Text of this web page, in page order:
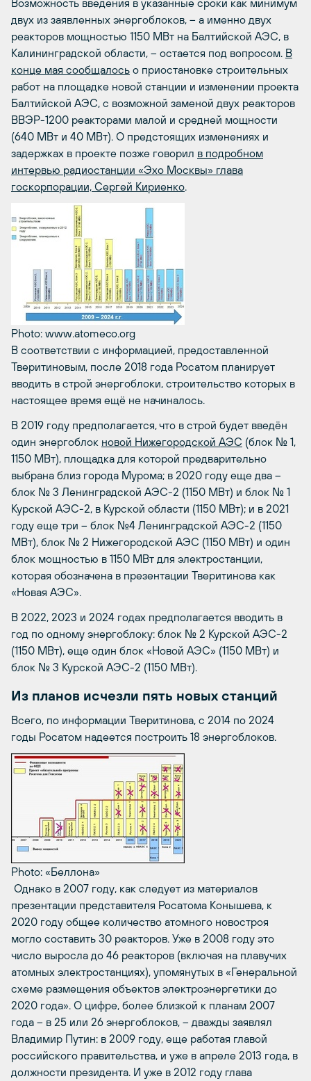
Возможность введения в указанные сроки как минимум
двух из заявленных энергоблоков, – а именно двух
реакторов мощностью 1150 МВт на Балтийской АЭС, в
Калининградской области, – остается под вопросом. В
конце мая сообщалось о приостановке строительных
работ на площадке новой станции и изменении проекта
Балтийской АЭС, с возможной заменой двух реакторов
ВВЭР-1200 реакторами малой и средней мощности
(640 МВт и 40 МВт). О предстоящих изменениях и
задержках в проекте позже говорил в подробном
интервью радиостанции «Эхо Москвы» глава
госкорпорации, Сергей Кириенко.
Photo: www.atomeco.org
В соответствии с информацией, предоставленной
Тверитиновым, после 2018 года Росатом планирует
вводить в строй энергоблоки, строительство которых в
настоящее время ещё не начиналось.
В 2019 году предполагается, что в строй будет введён
один энергоблок новой Нижегородской АЭС (блок № 1,
1150 МВт), площадка для которой предварительно
выбрана близ города Мурома; в 2020 году еще два –
блок № 3 Ленинградской АЭС-2 (1150 МВт) и блок № 1
Курской АЭС-2, в Курской области (1150 МВт); и в 2021
году еще три – блок №4 Ленинградской АЭС-2 (1150
МВт), блок № 2 Нижегородской АЭС (1150 МВт) и один
блок мощностью в 1150 МВт для электростанции,
которая обозначена в презентации Тверитинова как
«Новая АЭС».
В 2022, 2023 и 2024 годах предполагается вводить в
год по одному энергоблоку: блок № 2 Курской АЭС-2
(1150 МВт), еще один блок «Новой АЭС» (1150 МВт) и
блок № 3 Курской АЭС-2 (1150 МВт).
Из планов исчезли пять новых станций
Всего, по информации Тверитинова, с 2014 по 2024
годы Росатом надеется построить 18 энергоблоков.
Photo: «Беллона»
Однако в 2007 году, как следует из материалов
презентации представителя Росатома Конышева, к
2020 году общее количество атомного новостроя
могло составить 30 реакторов. Уже в 2008 году это
число выросла до 46 реакторов (включая на плавучих
атомных электростанциях), упомянутых в «Генеральной
схеме размещения объектов электроэнергетики до
2020 года». О цифре, более близкой к планам 2007
года – в 25 или 26 энергоблоков, – дважды заявлял
Владимир Путин: в 2009 году, еще работая главой
российского правительства, и уже в апреле 2013 года, в
должности президента. И уже в 2012 году глава